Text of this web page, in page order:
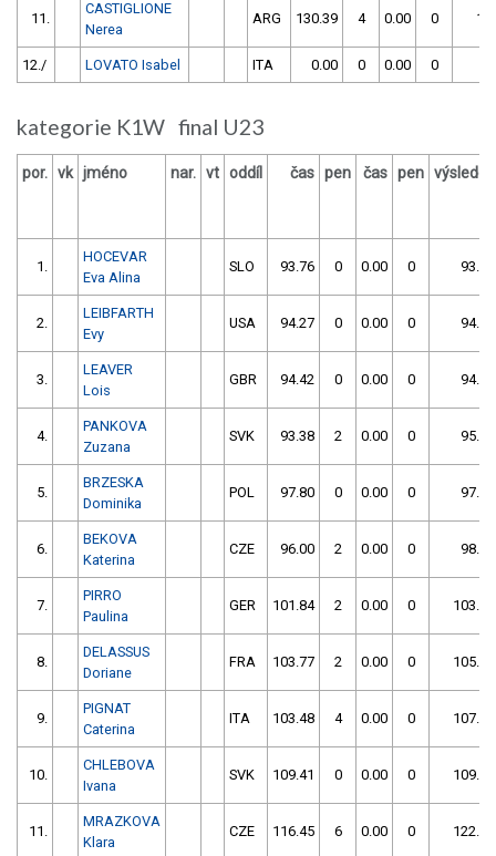
11.
CASTIGLIONE
Nerea
ARG 130.39 4 0.00 0
12./ LOVATO Isabel ITA 0.00 0 0.00 0
kategorie K1W final U23
por. vk jméno nar. vt oddíl čas pen čas pen výsledek
1.
HOCEVAR
Eva Alina
SLO 93.76 0 0.00 0 93.76
2.
LEIBFARTH
Evy
USA 94.27 0 0.00 0 94.27
3.
LEAVER
Lois
GBR 94.42 0 0.00 0 94.42
4.
PANKOVA
Zuzana
SVK 93.38 2 0.00 0 95.38
5.
BRZESKA
Dominika
POL 97.80 0 0.00 0 97.80
6.
BEKOVA
Katerina
CZE 96.00 2 0.00 0 98.00
7.
PIRRO
Paulina
GER 101.84 2 0.00 0 103.84
8.
DELASSUS
Doriane
FRA 103.77 2 0.00 0 105.77
9.
PIGNAT
Caterina
ITA 103.48 4 0.00 0 107.48
10.
CHLEBOVA
Ivana
SVK 109.41 0 0.00 0 109.41
11.
MRAZKOVA
Klara
CZE 116.45 6 0.00 0 122.45